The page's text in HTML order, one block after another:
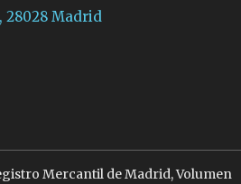
28028 Madrid
Mercantil de Madrid, Volumen